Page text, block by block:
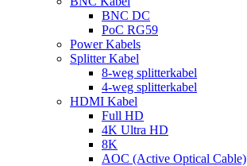
BNC DC
PoC RG59
Power Kabels
Splitter Kabel
8-weg splitterkabel
4-weg splitterkabel
HDMI Kabel
Full HD
4K Ultra HD
8K
AOC (Active Optical Cable)